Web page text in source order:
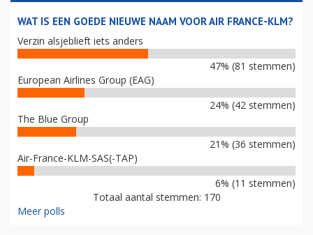
WAT IS EEN GOEDE NIEUWE NAAM VOOR AIR FRANCE-KLM?
Verzin alsjeblieft iets anders
47% (81 stemmen)
European Airlines Group (EAG)
24% (42 stemmen)
The Blue Group
21% (36 stemmen)
Air-France-KLM-SAS(-TAP)
6% (11 stemmen)
Totaal aantal stemmen: 170
Meer polls